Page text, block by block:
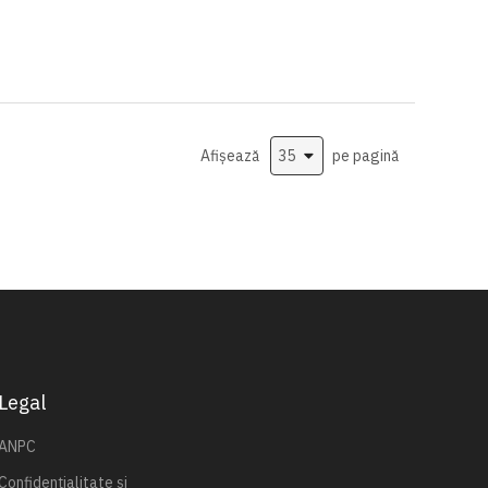
Afișează
pe pagină
Legal
Confidențialitate și